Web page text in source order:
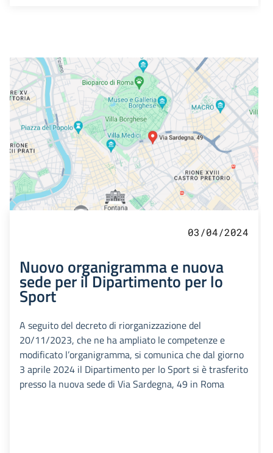
03/04/2024
Nuovo organigramma e nuova
sede per il Dipartimento per lo
Sport
A seguito del decreto di riorganizzazione del
20/11/2023, che ne ha ampliato le competenze e
modificato l’organigramma, si comunica che dal giorno
3 aprile 2024 il Dipartimento per lo Sport si è trasferito
presso la nuova sede di Via Sardegna, 49 in Roma